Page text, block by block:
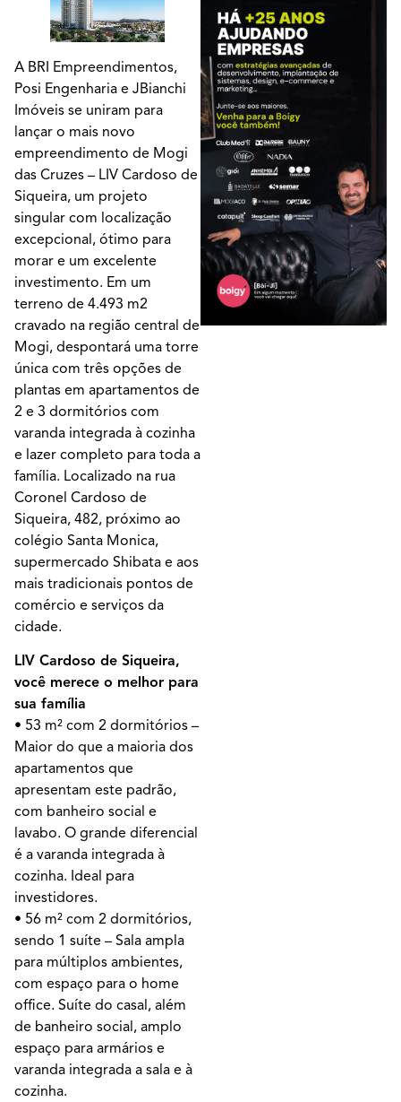
A BRI Empreendimentos,
Posi Engenharia e JBianchi
Imóveis se uniram para
lançar o mais novo
empreendimento de Mogi
das Cruzes – LIV Cardoso de
Siqueira, um projeto
singular com localização
excepcional, ótimo para
morar e um excelente
investimento. Em um
terreno de 4.493 m2
cravado na região central de
Mogi, despontará uma torre
única com três opções de
plantas em apartamentos de
2 e 3 dormitórios com
varanda integrada à cozinha
e lazer completo para toda a
família. Localizado na rua
Coronel Cardoso de
Siqueira, 482, próximo ao
colégio Santa Monica,
supermercado Shibata e aos
mais tradicionais pontos de
comércio e serviços da
cidade.
LIV Cardoso de Siqueira,
você merece o melhor para
sua família
• 53 m² com 2 dormitórios –
Maior do que a maioria dos
apartamentos que
apresentam este padrão,
com banheiro social e
lavabo. O grande diferencial
é a varanda integrada à
cozinha. Ideal para
investidores.
• 56 m² com 2 dormitórios,
sendo 1 suíte – Sala ampla
para múltiplos ambientes,
com espaço para o home
office. Suíte do casal, além
de banheiro social, amplo
espaço para armários e
varanda integrada a sala e à
cozinha.